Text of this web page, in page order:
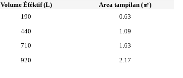
Volume Éféktif (L) Area tampilan (㎡)
190
0.63
440
1.09
710
1.63
920 2.17